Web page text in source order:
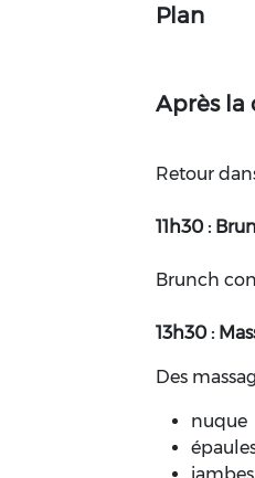
Plan
Après la
Retour
11h30 :
Brunch
13h30 :
Des
nuque